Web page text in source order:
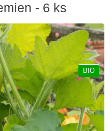
- 6 ks
BIO